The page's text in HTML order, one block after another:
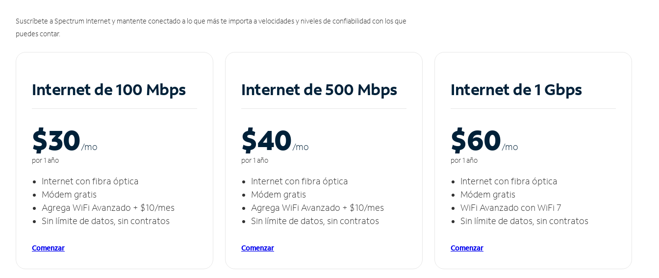
Suscríbete a Spectrum Internet y mantente conectado a lo que más te importa a velocidades y niveles de confiabilidad con los que
puedes contar.
Internet de 100 Mbps
$30/mo
por 1 año
Internet con fibra óptica
Módem gratis
Agrega WiFi Avanzado + $10/mes
Sin límite de datos, sin contratos
Comenzar
Internet de 500 Mbps
$40/mo
por 1 año
Internet con fibra óptica
Módem gratis
Agrega WiFi Avanzado + $10/mes
Sin límite de datos, sin contratos
Comenzar
Internet de 1 Gbps
$60/mo
por 1 año
Internet con fibra óptica
Módem gratis
WiFi Avanzado con WiFi 7
Sin límite de datos, sin contratos
Comenzar